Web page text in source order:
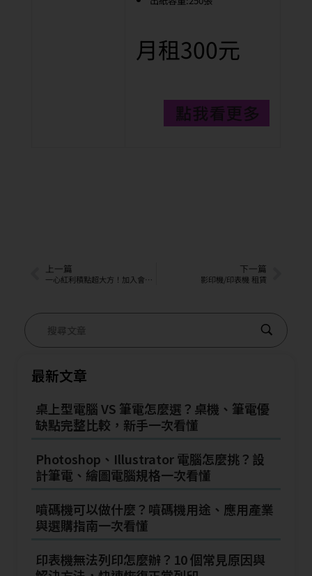
月租300元
上一篇
一心紅利積點超大方！加入會員立即享88點~
下一篇
影印機/印表機 租賃
最新文章
桌上型電腦 VS 筆電怎麼選？桌機、筆電優
缺點完整比較，新手一次看懂
Photoshop、Illustrator 電腦怎麼挑？設
計筆電、繪圖電腦規格一次看懂
噴碼機可以做什麼？噴碼機用途、應用產業
與選購指南一次看懂
印表機無法列印怎麼辦？10 個常見原因與